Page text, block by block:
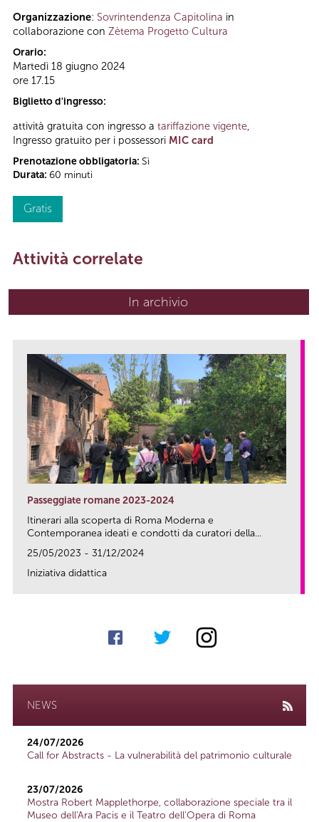
Organizzazione: Sovrintendenza Capitolina in
collaborazione con Zètema Progetto Cultura
Orario:
Martedì 18 giugno 2024
ore 17.15
Biglietto d'ingresso:
attività gratuita con ingresso a tariffazione vigente
Ingresso gratuito per i possessori MIC card
Prenotazione obbligatoria: Sì
Durata: 60 minuti
Gratis
Attività correlate
In archivio
Passeggiate romane 2023-2024
Itinerari alla scoperta di Roma Moderna e
Contemporanea ideati e condotti da curatori della...
25/05/2023 - 31/12/2024
Iniziativa didattica
NEWS
24/07/2026
Call for Abstracts - La vulnerabilità del patrimonio culturale
23/07/2026
Mostra Robert Mapplethorpe, collaborazione speciale tra il
Museo dell'Ara Pacis e il Teatro dell'Opera di Roma